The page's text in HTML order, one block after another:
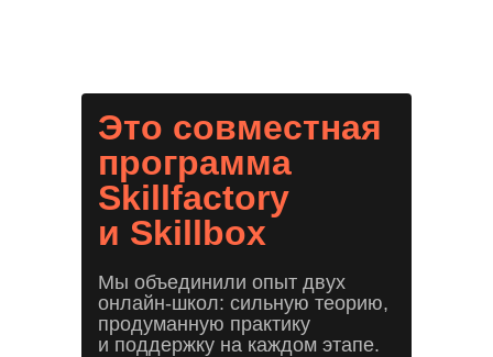
Это совместная
программа
Skillfactory
и Skillbox
Мы объединили опыт двух
онлайн-школ: сильную теорию,
продуманную практику
и поддержку на каждом этапе.